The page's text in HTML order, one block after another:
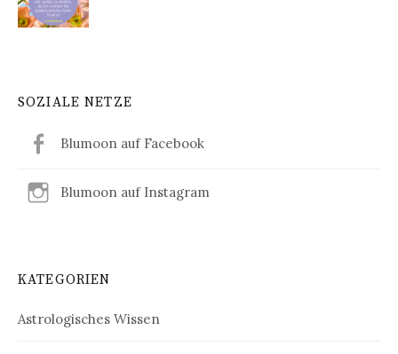
SOZIALE NETZE
Blumoon auf Facebook
Blumoon auf Instagram
KATEGORIEN
Astrologisches Wissen